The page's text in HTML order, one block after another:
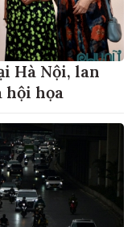
Hà Nội, lan
hội họa